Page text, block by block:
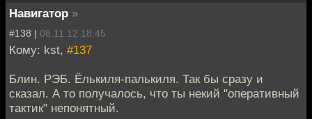
Навигатор »
#138 | 08.11.12 18:45
Кому: kst, #137
Блин. РЭБ. Ёлькиля-палькиля. Так бы сразу и
сказал. А то получалось, что ты некий "оперативный
тактик" непонятный.